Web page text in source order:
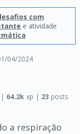
04/2024
com
e atividade
| 64.2k xp | 23 posts
a respiração